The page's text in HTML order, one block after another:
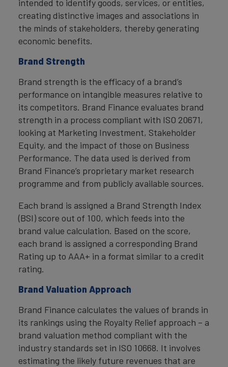
intended to identify goods, services, or entities,
creating distinctive images and associations in
the minds of stakeholders, thereby generating
economic benefits.
Brand Strength
Brand strength is the efficacy of a brand’s
performance on intangible measures relative to
its competitors. Brand Finance evaluates brand
strength in a process compliant with ISO 20671,
looking at Marketing Investment, Stakeholder
Equity, and the impact of those on Business
Performance. The data used is derived from
Brand Finance’s proprietary market research
programme and from publicly available sources.
Each brand is assigned a Brand Strength Index
(BSI) score out of 100, which feeds into the
brand value calculation. Based on the score,
each brand is assigned a corresponding Brand
Rating up to AAA+ in a format similar to a credit
rating.
Brand Valuation Approach
Brand Finance calculates the values of brands in
its rankings using the Royalty Relief approach – a
brand valuation method compliant with the
industry standards set in ISO 10668. It involves
estimating the likely future revenues that are